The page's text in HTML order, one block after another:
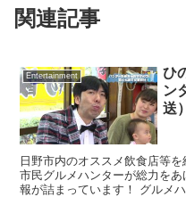
関連記事
Entertainment
ひ
ン
送）
日野市内のオススメ飲食店等
市民グルメハンターが総力を
報が詰まっています！ グルメ